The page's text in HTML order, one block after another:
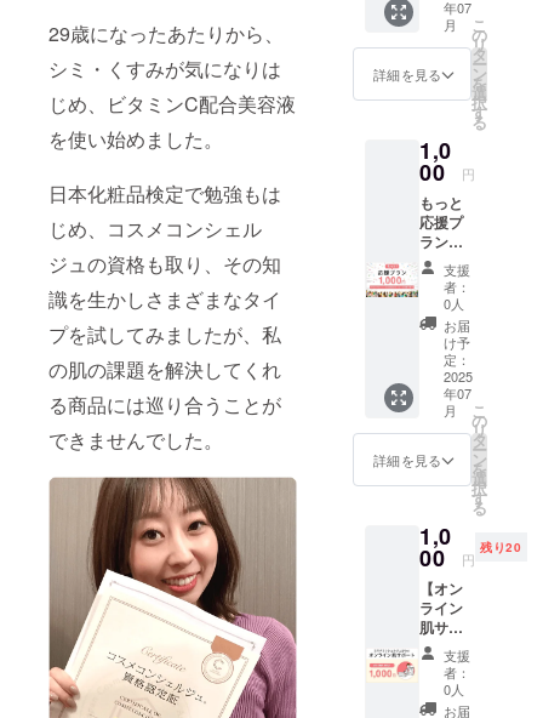
29歳になったあたりから、
シミ・くすみが気になりは
じめ、ビタミンC配合美容液
を使い始めました。
日本化粧品検定で勉強もは
じめ、コスメコンシェル
ジュの資格も取り、その知
識を生かしさまざまなタイ
プを試してみましたが、私
の肌の課題を解決してくれ
る商品には巡り合うことが
できませんでした。
て、お
礼の
メッ
セージ
をお送
りしま
備考欄
にメッ
セージ
に記載
するお
名前を
ご入力
くださ
年07
月
詳細を見る
こ
の
リ
タ
ー
ン
を
選
択
す
る
1,0
00 円
もっと
応援プ
ラン
（※500
円の応
援プラ
ンとリ
ターン
内容は
同一で
す）
【お礼
のメッ
セー
ジ】 感
謝の気
込め
て、お
礼の
メッ
セージ
をお送
りしま
す。 ※
備考欄
にメッ
支援
者：
0人
お届
け予
定：
2025
年07
月
詳細を見る
こ
の
リ
タ
ー
ン
を
選
択
す
る
1,0
00 円
残り20
【オン
ライン
肌サ
ポート
（Zoom
、30
分）】
支援
者：
0人
お届